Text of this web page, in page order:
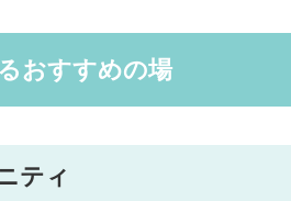
おすすめの場
ティ